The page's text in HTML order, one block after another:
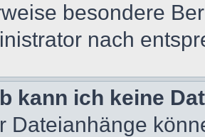
besondere
nach
kann ich keine
Dateianhänge